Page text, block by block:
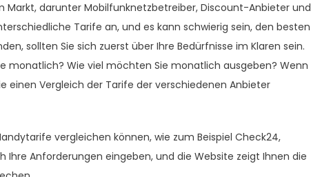
Markt, darunter Mobilfunknetzbetreiber, Discount-Anbieter und
Tarife an, und es kann schwierig sein, den besten
sollten Sie sich zuerst über Ihre Bedürfnisse im Klaren sein.
monatlich? Wie viel möchten Sie monatlich ausgeben? Wenn
einen Vergleich der Tarife der verschiedenen Anbieter
vergleichen können, wie zum Beispiel Check24,
Ihre Anforderungen eingeben, und die Website zeigt Ihnen die